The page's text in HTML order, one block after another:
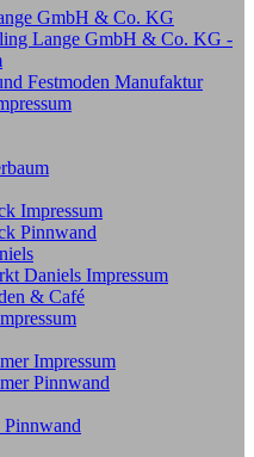
GmbH & Co. KG
Lange GmbH & Co. KG -
Festmoden Manufaktur
Impressum
Pinnwand
Daniels Impressum
& Café
Impressum
Pinnwand
Pinnwand